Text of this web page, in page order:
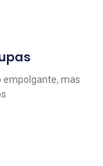
empolgante, mas